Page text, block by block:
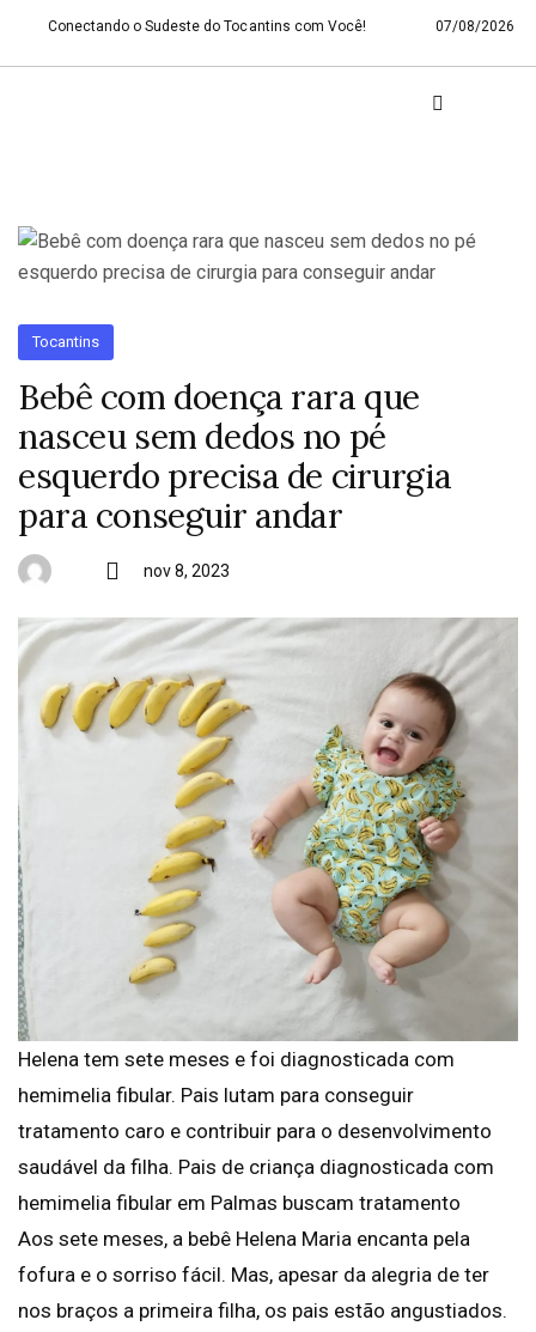
Conectando o Sudeste do Tocantins com Você! 07/08/2026
Tocantins
Bebê com doença rara que
nasceu sem dedos no pé
esquerdo precisa de cirurgia
para conseguir andar
nov 8, 2023
Helena tem sete meses e foi diagnosticada com
hemimelia fibular. Pais lutam para conseguir
tratamento caro e contribuir para o desenvolvimento
saudável da filha. Pais de criança diagnosticada com
hemimelia fibular em Palmas buscam tratamento
Aos sete meses, a bebê Helena Maria encanta pela
fofura e o sorriso fácil. Mas, apesar da alegria de ter
nos braços a primeira filha, os pais estão angustiados.